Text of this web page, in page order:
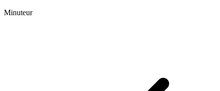
Minuteur